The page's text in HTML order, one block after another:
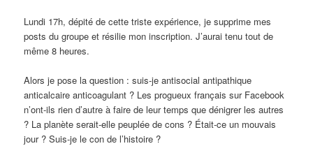
Lundi 17h, dépité de cette triste expérience, je supprime mes
posts du groupe et résilie mon inscription. J’aurai tenu tout de
même 8 heures.
Alors je pose la question : suis-je antisocial antipathique
anticalcaire anticoagulant ? Les progueux français sur Facebook
n’ont-ils rien d’autre à faire de leur temps que dénigrer les autres
? La planète serait-elle peuplée de cons ? Était-ce un mouvais
jour ? Suis-je le con de l’histoire ?